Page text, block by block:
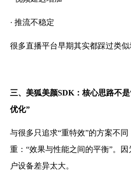
· 推流不稳定
很多直播平台早期其实都踩过类似
三、美狐美颜SDK：核心思路不
优化”
与很多只追求“重特效”的方案不
重：“效果与性能之间的平衡”。
户设备差异太大。